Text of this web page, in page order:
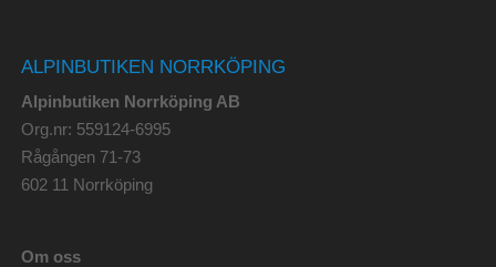
ALPINBUTIKEN NORRKÖPING
Alpinbutiken Norrköping AB
Org.nr: 559124-6995
Rågången 71-73
602 11 Norrköping
Om oss